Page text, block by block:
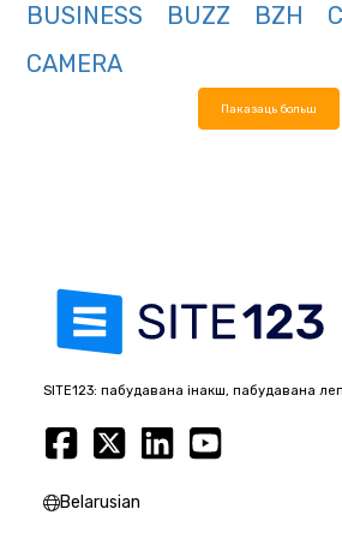
BUSINESS
BUZZ BZH
CAMERA
Паказаць больш
SITE123: пабудавана інакш, пабудавана
Belarusian